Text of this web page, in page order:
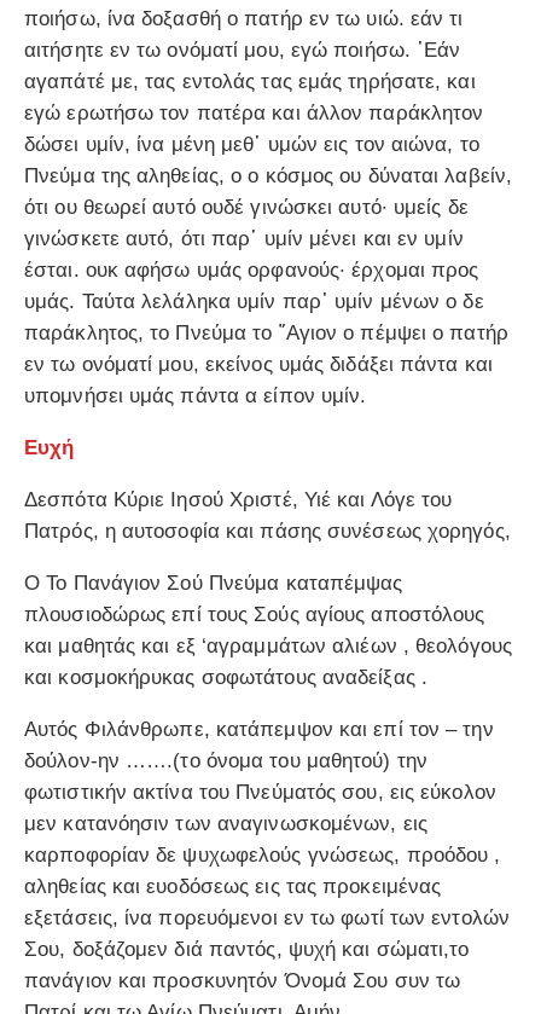
ποιήσω, ίνα δοξασθή ο πατήρ εν τω υιώ. εάν τι
αιτήσητε εν τω ονόματί μου, εγώ ποιήσω. ᾿Εάν
αγαπάτέ με, τας εντολάς τας εμάς τηρήσατε, και
εγώ ερωτήσω τον πατέρα και άλλον παράκλητον
δώσει υμίν, ίνα μένη μεθ᾿ υμών εις τον αιώνα, το
Πνεύμα της αληθείας, ο ο κόσμος ου δύναται λαβείν,
ότι ου θεωρεί αυτό ουδέ γινώσκει αυτό· υμείς δε
γινώσκετε αυτό, ότι παρ᾿ υμίν μένει και εν υμίν
έσται. ουκ αφήσω υμάς ορφανούς· έρχομαι προς
υμάς. Ταύτα λελάληκα υμίν παρ᾿ υμίν μένων ο δε
παράκλητος, το Πνεύμα το ῞Αγιον ο πέμψει ο πατήρ
εν τω ονόματί μου, εκείνος υμάς διδάξει πάντα και
υπομνήσει υμάς πάντα α είπον υμίν.
Ευχή
Δεσπότα Κύριε Ιησού Χριστέ, Υιέ και Λόγε του
Πατρός, η αυτοσοφία και πάσης συνέσεως χορηγός,
Ο Το Πανάγιον Σού Πνεύμα καταπέμψας
πλουσιοδώρως επί τους Σούς αγίους αποστόλους
και μαθητάς και εξ ‘αγραμμάτων αλιέων , θεολόγους
και κοσμοκήρυκας σοφωτάτους αναδείξας .
Αυτός Φιλάνθρωπε, κατάπεμψον και επί τον – την
δούλον-ην …….(το όνομα του μαθητού) την
φωτιστικήν ακτίνα του Πνεύματός σου, εις εύκολον
μεν κατανόησιν των αναγινωσκομένων, εις
καρποφορίαν δε ψυχωφελούς γνώσεως, προόδου ,
αληθείας και ευοδόσεως εις τας προκειμένας
εξετάσεις, ίνα πορευόμενοι εν τω φωτί των εντολών
Σου, δοξάζομεν διά παντός, ψυχή και σώματι,το
πανάγιον και προσκυνητόν Όνομά Σου συν τω